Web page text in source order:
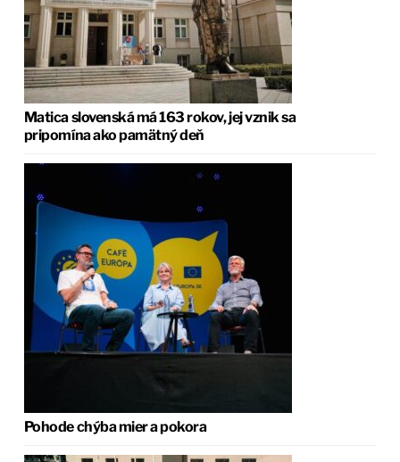
Matica slovenská má 163 rokov, jej vznik sa
pripomína ako pamätný deň
Pohode chýba mier a pokora